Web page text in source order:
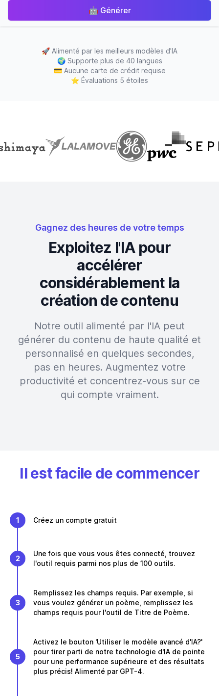
🤖 Générer
🚀 Alimenté par les meilleurs modèles d'IA
🌍 Supporte plus de 40 langues
💳 Aucune carte de crédit requise
⭐ Évaluations 5 étoiles
Gagnez des heures de votre temps
Exploitez l'IA pour
accélérer
considérablement la
création de contenu
Notre outil alimenté par l'IA peut
générer du contenu de haute qualité et
personnalisé en quelques secondes,
pas en heures. Augmentez votre
productivité et concentrez-vous sur ce
qui compte vraiment.
Il est facile de commencer
1 Créez un compte gratuit
2
Une fois que vous vous êtes connecté, trouvez
l'outil requis parmi nos plus de 100 outils.
3
Remplissez les champs requis. Par exemple, si
vous voulez générer un poème, remplissez les
champs requis pour l'outil de Titre de Poème.
5
Activez le bouton 'Utiliser le modèle avancé d'IA?'
pour tirer parti de notre technologie d'IA de pointe
pour une performance supérieure et des résultats
plus précis! Alimenté par GPT-4.